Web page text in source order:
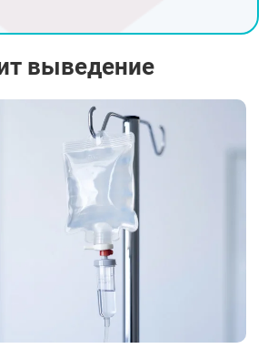
выведение